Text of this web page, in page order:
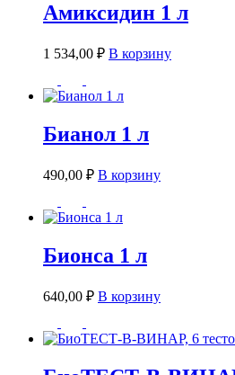
Амиксидин 1 л
1 534,00 ₽ В корзину
Бианол 1 л
490,00 ₽ В корзину
Бионса 1 л
640,00 ₽ В корзину